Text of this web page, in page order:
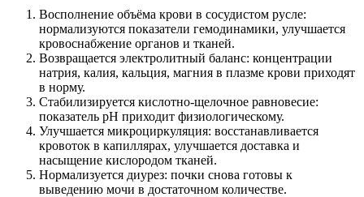
Восполнение объёма крови в сосудистом русле:
нормализуются показатели гемодинамики, улучшается
кровоснабжение органов и тканей.
Возвращается электролитный баланс: концентрации
натрия, калия, кальция, магния в плазме крови приходят
в норму.
Стабилизируется кислотно-щелочное равновесие:
показатель рН приходит физиологическому.
Улучшается микроциркуляция: восстанавливается
кровоток в капиллярах, улучшается доставка и
насыщение кислородом тканей.
Нормализуется диурез: почки снова готовы к
выведению мочи в достаточном количестве.